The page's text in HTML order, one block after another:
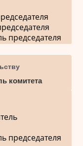
председателя
комитета
председателя